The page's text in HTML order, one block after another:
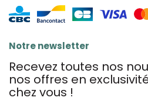
Notre newsletter
Recevez toutes nos
nos offres en
chez vous !